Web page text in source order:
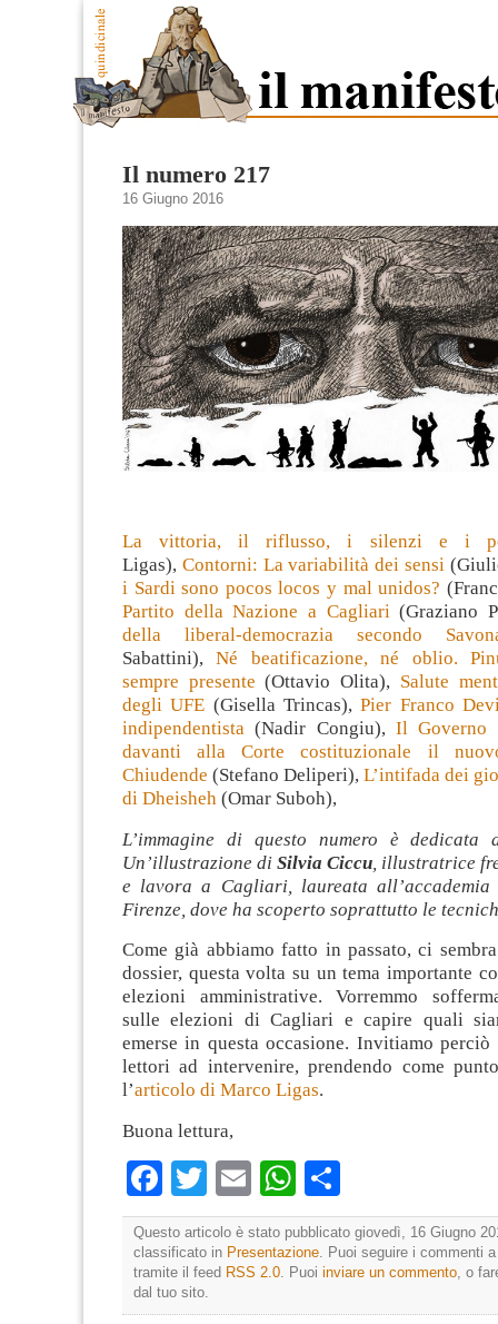
Il numero 217
16 Giugno 2016
La vittoria, il riflusso, i silenzi e i
Ligas), Contorni: La variabilità dei sensi
i Sardi sono pocos locos y mal unidos?
Partito della Nazione a Cagliari(Graziano
della liberal-democrazia secondo
Sabattini),Né beatificazione, né oblio.
sempre presente (Ottavio Olita), Salute
degli UFE (Gisella Trincas),Pier Franco
indipendentista (Nadir Congiu),Il Governo
davanti alla Corte costituzionale il
Chiudende (Stefano Deliperi), L’intifada dei
di Dheisheh (Omar Suboh),
L’immagine di questo numero è
Un’illustrazione di Silvia Ciccu , illustratrice
e lavora a Cagliari, laureata
Firenze, dove ha scoperto soprattutto le
Come già abbiamo fatto in passato, ci
dossier, questa volta su un tema importante
elezioni amministrative. Vorremmo
sulle elezioni di Cagliari e capire quali
emerse in questa occasione. Invitiamo
lettori ad intervenire, prendendo come
l’articolo di Marco Ligas.
Buona lettura,
Facebook
TwitterEmailWhatsApp
Questo articolo è stato pubblicato giovedì, 16 Giugno
classificato in Presentazione . Puoi seguire i commenti
tramite il feed RSS 2.0 . Puoi inviare un commento , o
dal tuo sito.